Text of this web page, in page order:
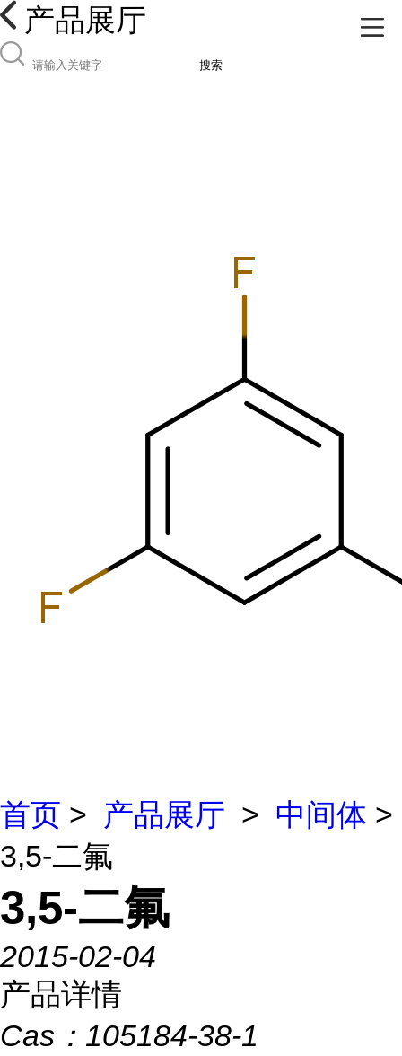
产品展厅
搜索
首页 > 产品展厅 > 中间体 >
3,5-二氟
3,5-二氟
2015-02-04
产品详情
Cas： 105184-38-1